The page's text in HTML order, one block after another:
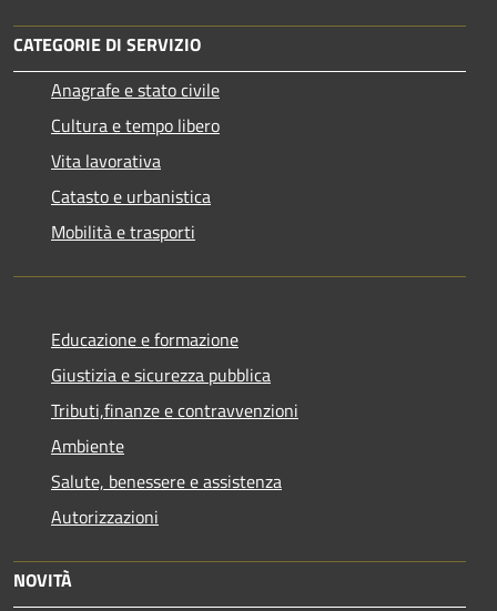
CATEGORIE DI SERVIZIO
Anagrafe e stato civile
Cultura e tempo libero
Vita lavorativa
Catasto e urbanistica
Mobilità e trasporti
Educazione e formazione
Giustizia e sicurezza pubblica
Tributi,finanze e contravvenzioni
Ambiente
Salute, benessere e assistenza
Autorizzazioni
NOVITÀ